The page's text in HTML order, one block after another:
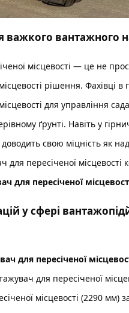
важкого
місцевості — це не
рішення. Фахівці в
для управління
ґрунті. Навіть у
доводить свою міцність як
пересіченої місцевості
для пересіченої
у сфері
для пересіченої
для пересіченої
місцевості (2290 мм)